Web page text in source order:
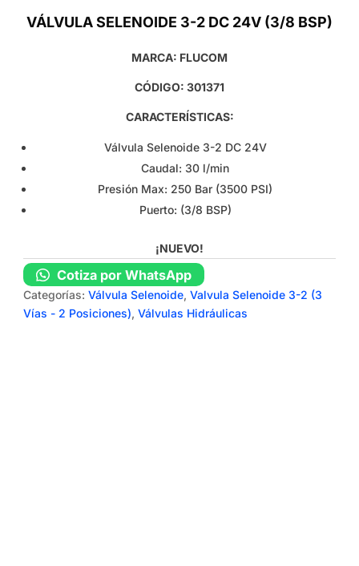
VÁLVULA SELENOIDE 3-2 DC 24V (3/8 BSP)
MARCA: FLUCOM
CÓDIGO: 301371
CARACTERÍSTICAS:
Válvula Selenoide 3-2 DC 24V
Caudal: 30 l/min
Presión Max: 250 Bar (3500 PSI)
Puerto: (3/8 BSP)
¡NUEVO!
Cotiza por WhatsApp
Categorías:Válvula Selenoide,Valvula Selenoide 3-2 (3
Vías - 2 Posiciones),Válvulas Hidráulicas